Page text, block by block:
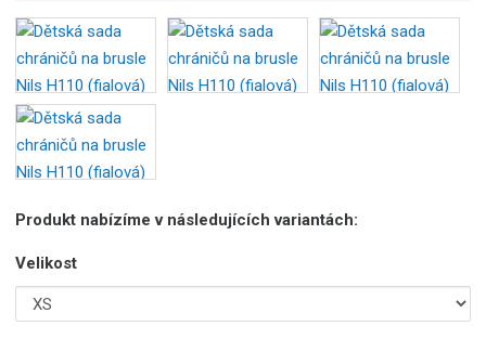
Produkt nabízíme v následujících variantách:
Velikost